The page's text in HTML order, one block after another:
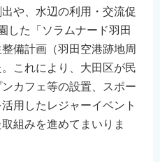
や、水辺の利用・交流促
した「ソラムナード羽田
備計画（羽田空港跡地周
これにより、大田区が民
カフェ等の設置、スポー
用したレジャーイベント
組みを進めてまいりま